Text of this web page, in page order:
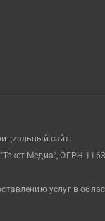
сайт.
Медиа", ОГРН
услуг в